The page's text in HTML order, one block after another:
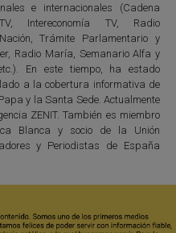
e internacionales (Cadena
Intereconomía TV, Radio
Trámite Parlamentario y
Radio María, Semanario Alfa y
En este tiempo, ha estado
a la cobertura informativa de
y la Santa Sede. Actualmente
ZENIT. También es miembro
Blanca y socio de la Unión
y Periodistas de España